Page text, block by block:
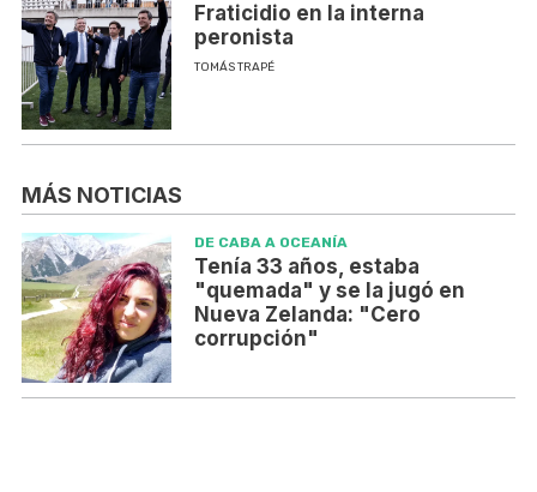
Fraticidio en la interna
peronista
TOMÁS TRAPÉ
MÁS NOTICIAS
DE CABA A OCEANÍA
Tenía 33 años, estaba
"quemada" y se la jugó en
Nueva Zelanda: "Cero
corrupción"